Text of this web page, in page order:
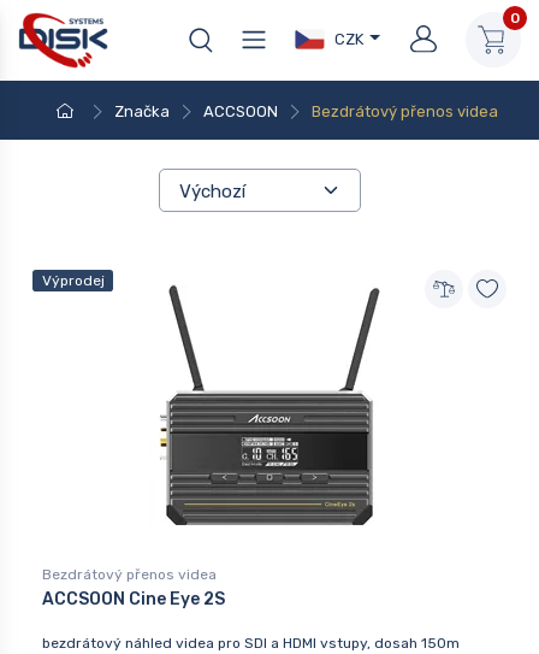
CZK
0
Značka ACCSOON Bezdrátový přenos videa
Výprodej
Bezdrátový přenos videa
ACCSOON Cine Eye 2S
bezdrátový náhled videa pro SDI a HDMI vstupy, dosah 150m